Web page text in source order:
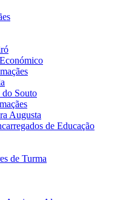
do Souto
Augusta
de Educação
de Turma